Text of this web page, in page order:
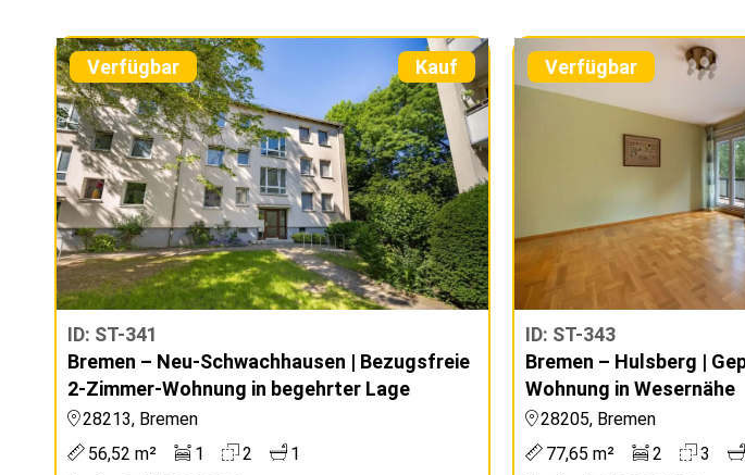
Verfügbar Kauf
ID: ST-341
Bremen – Neu-Schwachhausen | Bezugsfreie
2-Zimmer-Wohnung in begehrter Lage
28213, Bremen
56,52 m²
1 2
1
Verfügbar
ID: ST-343
Bremen – Hulsberg |
Wohnung in Wesernähe
28205, Bremen
77,65 m²
2 3